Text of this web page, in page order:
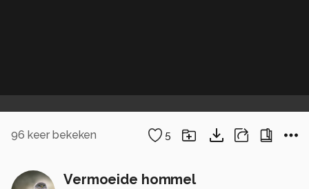
96 keer bekeken 5
Vermoeide hommel